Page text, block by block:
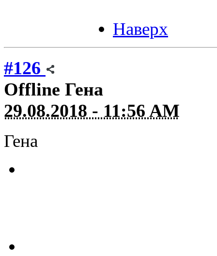
Наверх
#126
Offline Гена
29.08.2018 - 11:56 AM
Гена